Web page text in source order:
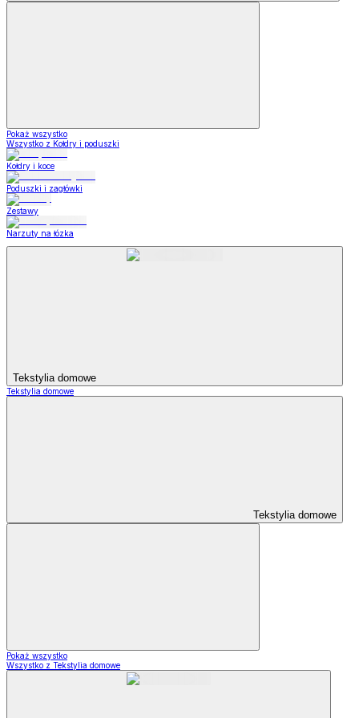
Pokaż wszystko
Wszystko z Kołdry i poduszki
Kołdry i koce
Poduszki i zagłówki
Zestawy
Narzuty na łózka
Tekstylia domowe
Tekstylia domowe
Tekstylia domowe
Pokaż wszystko
Wszystko z Tekstylia domowe